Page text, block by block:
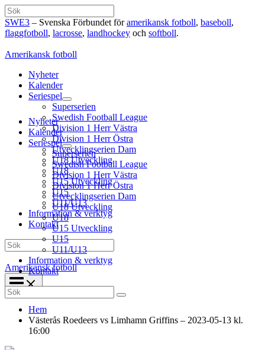
Hoppa
till
innehåll
Sök
SWE3 – Svenska Förbundet föramerikansk fotboll, baseboll,
flaggfotboll, lacrosse, landhockey och softboll.
Amerikansk fotboll
Nyheter
Kalender
Seriespel
Superserien
Swedish Football League
Division 1 Herr Västra
Division 1 Herr Östra
Utvecklingserien Dam
U18 Utveckling
U18
U15 Utveckling
U15
U11/U13
Information & verktyg
Kontakt
Sök
Amerikansk fotboll
Nyheter
Kalender
Seriespel
Superserien
Swedish Football League
Division 1 Herr Västra
Division 1 Herr Östra
Utvecklingserien Dam
U18 Utveckling
U18
U15 Utveckling
U15
U11/U13
Information & verktyg
Kontakt
Search
for:
Hem
Västerås Roedeers vs Limhamn Griffins – 2023-05-13 kl.
16:00